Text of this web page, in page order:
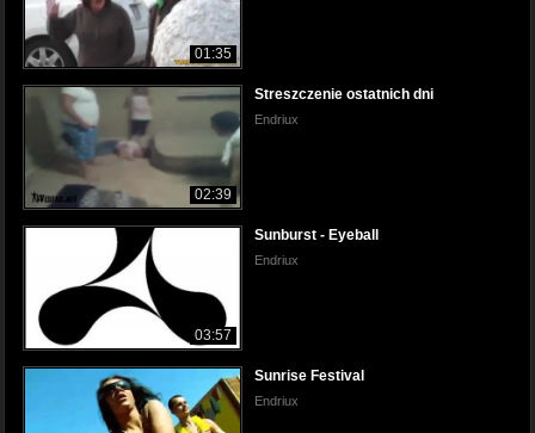
01:35
02:39
Streszczenie ostatnich dni
Endriux
03:57
Sunburst - Eyeball
Endriux
Sunrise Festival
Endriux